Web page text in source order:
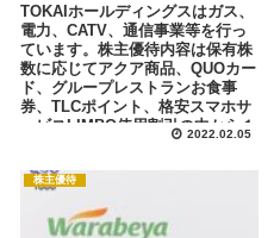
TOKAIホールディングスはガス、
電力、CATV、通信事業等を行っ
ています。株主優待内容は保有株
数に応じてアクア商品、QUOカー
ド、グループレストランお食事
券、TLCポイント、格安スマホサ
ービスLIMBO使用割引の中から１
2022.02.05
株主優待